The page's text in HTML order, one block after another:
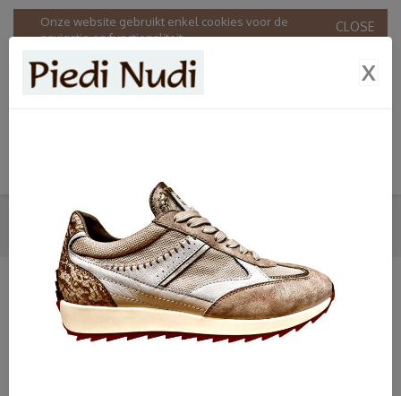
CLOSE
Onze website gebruikt enkel cookies voor de
navigatie en functionaliteit.
gebruik van cookies in overeenstemming met onze
Privacy & Cookie policy.
SHOP DAMES PIEDI NUDI SNEAKERS
SHOP
X